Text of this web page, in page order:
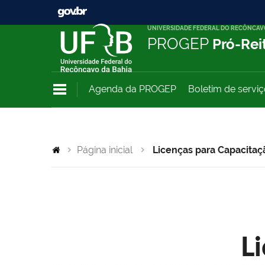
UNIVERSIDADE FEDERAL DO
PROGEP Pró-
Agenda da PROGEP Boletim de
Página inicial Licenças para